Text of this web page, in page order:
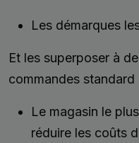
Les démarques
Et les superposer à
commandes standard
Le magasin le
réduire les coûts